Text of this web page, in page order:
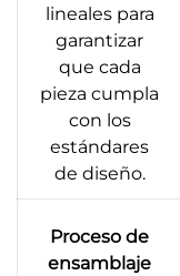
lineales para
garantizar
que cada
pieza cumpla
con los
estándares
de diseño.
Proceso de
ensamblaje